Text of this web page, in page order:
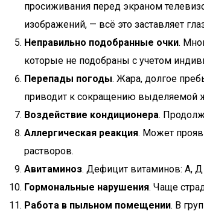
просиживания перед экраном
изображений, — всё это заставляет
Неправильно подобранные очки.
которые не подобраны с учетом
Перепады погоды. Жара, долгое
приводит к сокращению выделяемой
Воздействие кондиционера.
Аллергическая реакция. Может
растворов.
Авитаминоз. Дефицит витаминов: А, Д
Гормональные нарушения. Чаще
Работа в пыльном помещении. В